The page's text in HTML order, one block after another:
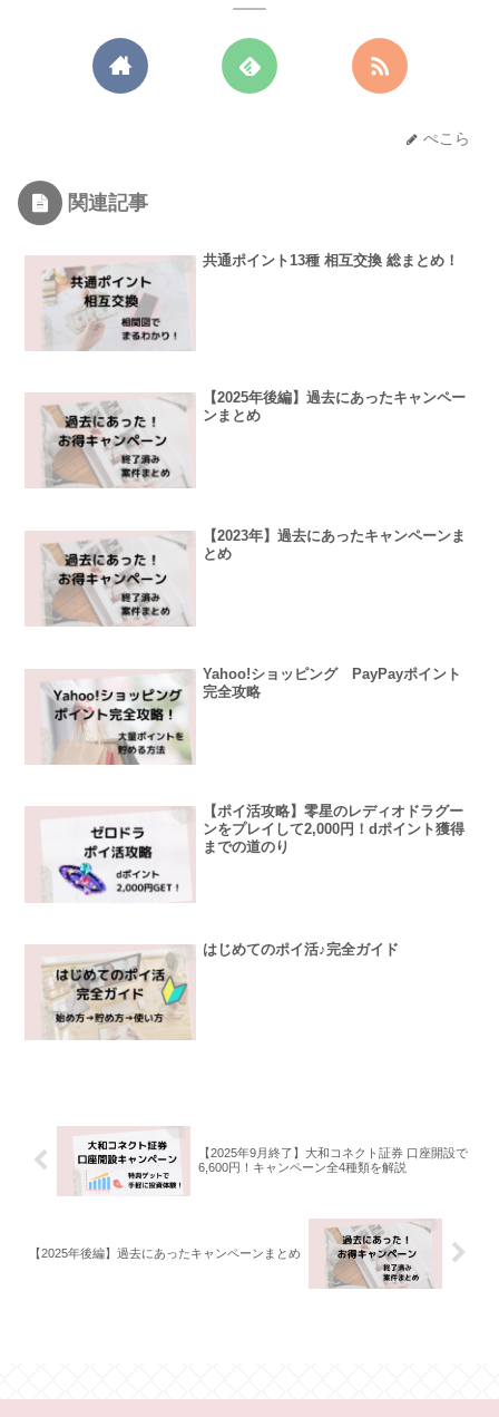
ぺこら
関連記事
共通ポイント13種 相互交換 総まとめ！
【2025年後編】過去にあったキャンペー
ンまとめ
【2023年】過去にあったキャンペーンま
とめ
Yahoo!ショッピング PayPayポイント
完全攻略
【ポイ活攻略】零星のレディオドラグー
ンをプレイして2,000円！dポイント獲得
までの道のり
はじめてのポイ活♪完全ガイド
【2025年9月終了】大和コネクト証券 口座開設で
6,600円！キャンペーン全4種類を解説
【2025年後編】過去にあったキャンペーンまとめ